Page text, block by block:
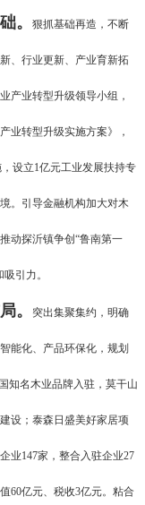
。 狠抓基础再造，不断
、行业更新、产业育新拓
产业转型升级领导小组，
业转型升级实施方案》，
设立1亿元工业发展扶持专
。引导金融机构加大对木
动探沂镇争创“鲁南第一
引力。
。 突出集聚集约，明确
能化、产品环保化，规划
知名木业品牌入驻，莫干山
设；泰森日盛美好家居项
业147家，整合入驻企业27
60亿元、税收3亿元。粘合